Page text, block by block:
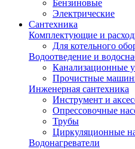
Бензиновые
Электрические
Сантехника
Комплектующие и
Для котельного
Водоотведение и
Канализационные
Прочистные
Инженерная сантехника
Инструмент и
Опрессовочные
Трубы
Циркуляционные
Водонагреватели